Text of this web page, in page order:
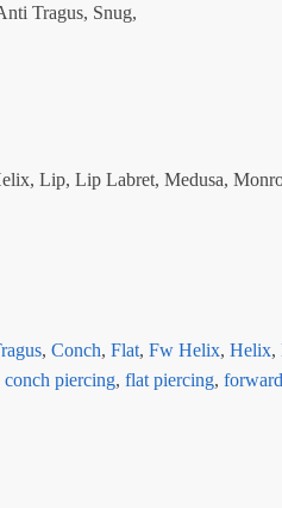
Tragus, Snug,
Lip, Lip Labret, Medusa,
, Conch, Flat, Fw Helix, Helix,
conch piercing, flat piercing,